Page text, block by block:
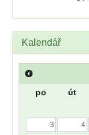
Kalendář
po út
3
4